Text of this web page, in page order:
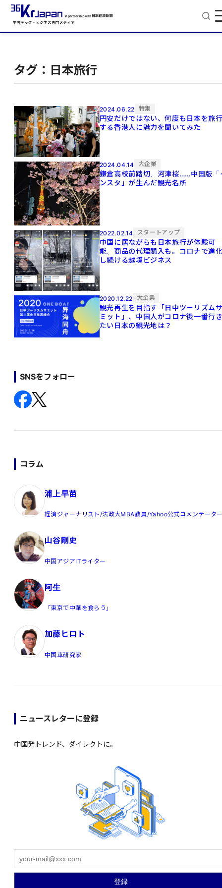
タグ：日本旅行
2024.06.22 特集
円安だけではない、何度も日本を旅
する香港人に魅力を聞いてみた
2024.04.14 大企業
鎌倉高校前踏切、河津桜……中国版「
ンスタ」が生んだ観光名所
2022.02.14 スタートアップ
中国に居ながらも日本旅行が体験可
能、商品の代理購入も。コロナで進
し続ける越境ビジネス
2020.12.22 大企業
観光再生を目指す「日中ツーリズム
ミット」、中国人がコロナ後一番行
たい日本の観光地は？
SNSをフォロー
コラム
浦上早苗
経済ジャーナリスト/法政大MBA教員/Yahoo公式コメンテータ
山谷剛史
中国アジアITライター
阿生
「東京で中華を食らう」
加藤ヒロト
中国車研究家
ニュースレターに登録
中国発トレンド、ダイレクトに。